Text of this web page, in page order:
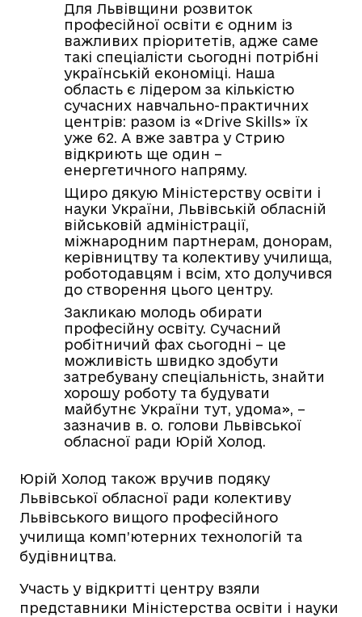
Для Львівщини розвиток
професійної освіти є одним із
важливих пріоритетів, адже саме
такі спеціалісти сьогодні потрібні
українській економіці. Наша
область є лідером за кількістю
сучасних навчально-практичних
центрів: разом із «Drive Skills» їх
уже 62. А вже завтра у Стрию
відкриють ще один –
енергетичного напряму.
Щиро дякую Міністерству освіти і
науки України, Львівській обласній
військовій адміністрації,
міжнародним партнерам, донорам,
керівництву та колективу училища,
роботодавцям і всім, хто долучився
до створення цього центру.
Закликаю молодь обирати
професійну освіту. Сучасний
робітничий фах сьогодні – це
можливість швидко здобути
затребувану спеціальність, знайти
хорошу роботу та будувати
майбутнє України тут, удома», –
зазначив в. о. голови Львівської
обласної ради Юрій Холод.
Юрій Холод також вручив подяку
Львівської обласної ради колективу
Львівського вищого професійного
училища комп’ютерних технологій та
будівництва.
Участь у відкритті центру взяли
представники Міністерства освіти і науки